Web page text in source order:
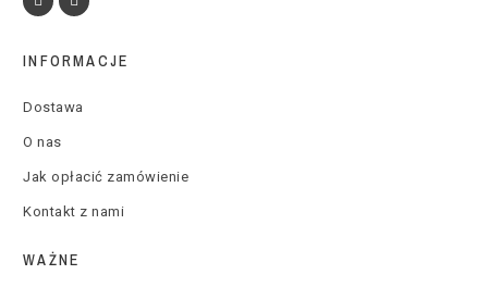
INFORMACJE
Dostawa
O nas
Jak opłacić zamówienie
Kontakt z nami
WAŻNE